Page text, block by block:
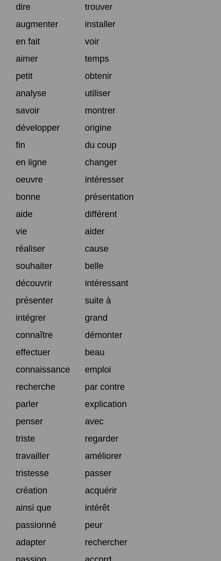
dire
trouver
augmenter
installer
en fait
voir
aimer
temps
petit
obtenir
analyse
utiliser
savoir
montrer
développer
origine
fin
du coup
en ligne
changer
oeuvre
intéresser
bonne
présentation
aide
différent
vie
aider
réaliser
cause
souhaiter
belle
découvrir
intéressant
présenter
suite à
intégrer
grand
connaître
démonter
effectuer
beau
connaissance
emploi
recherche
par contre
parler
explication
penser
avec
triste
regarder
travailler
améliorer
tristesse
passer
création
acquérir
ainsi que
intérêt
passionné
peur
adapter
rechercher